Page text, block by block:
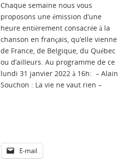
Chaque semaine nous vous
proposons une émission d’une
heure entièrement consacrée à la
chanson en français, qu’elle vienne
de France, de Belgique, du Québec
ou d’ailleurs. Au programme de ce
lundi 31 janvier 2022 à 16h: – Alain
Souchon : La vie ne vaut rien –
E-mail